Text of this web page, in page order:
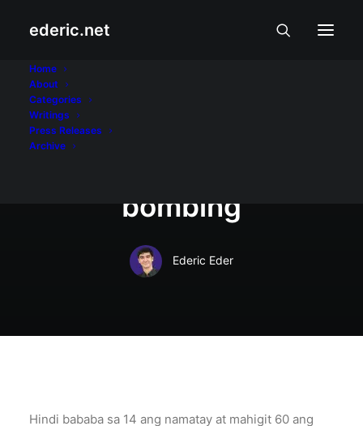
ederic.net
Home
About
Categories
Writings
Press Releases
Archive
'State of lawless
violence,' idineklara
bombing
Ederic Eder
Hindi bababa sa 14 ang namatay at mahigit 60 ang